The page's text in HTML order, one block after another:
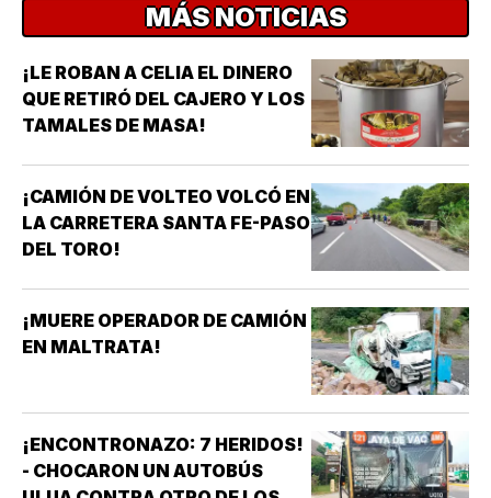
MÁS NOTICIAS
¡LE ROBAN A CELIA EL DINERO
QUE RETIRÓ DEL CAJERO Y LOS
TAMALES DE MASA!
¡CAMIÓN DE VOLTEO VOLCÓ EN
LA CARRETERA SANTA FE-PASO
DEL TORO!
¡MUERE OPERADOR DE CAMIÓN
EN MALTRATA!
¡ENCONTRONAZO: 7 HERIDOS!
- CHOCARON UN AUTOBÚS